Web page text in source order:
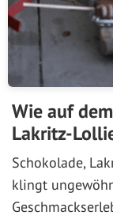
Wie auf
Lakritz-
Schokolade,
klingt